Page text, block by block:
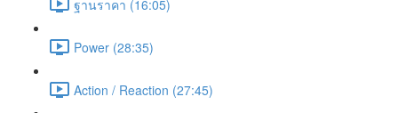
ฐานราคา (16:05)
Power (28:35)
Action / Reaction (27:45)